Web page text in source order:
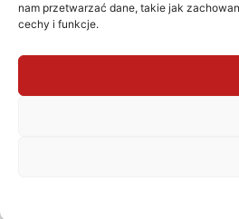
nam przetwarzać dane, takie jak
cechy i funkcje.